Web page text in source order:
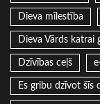
Dieva mīlestība
Dieva Vārds katrai
Dzīvības ceļš
Es gribu dzīvot šīs